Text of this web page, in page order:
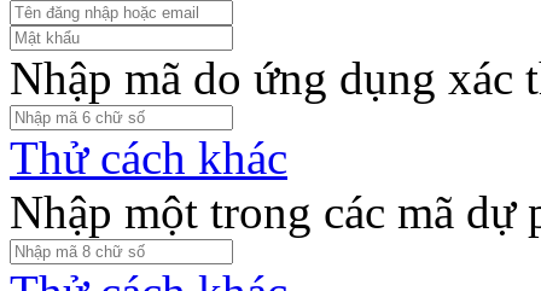
Nhập mã do ứng dụng xác
Thử cách khác
Nhập một trong các mã dự